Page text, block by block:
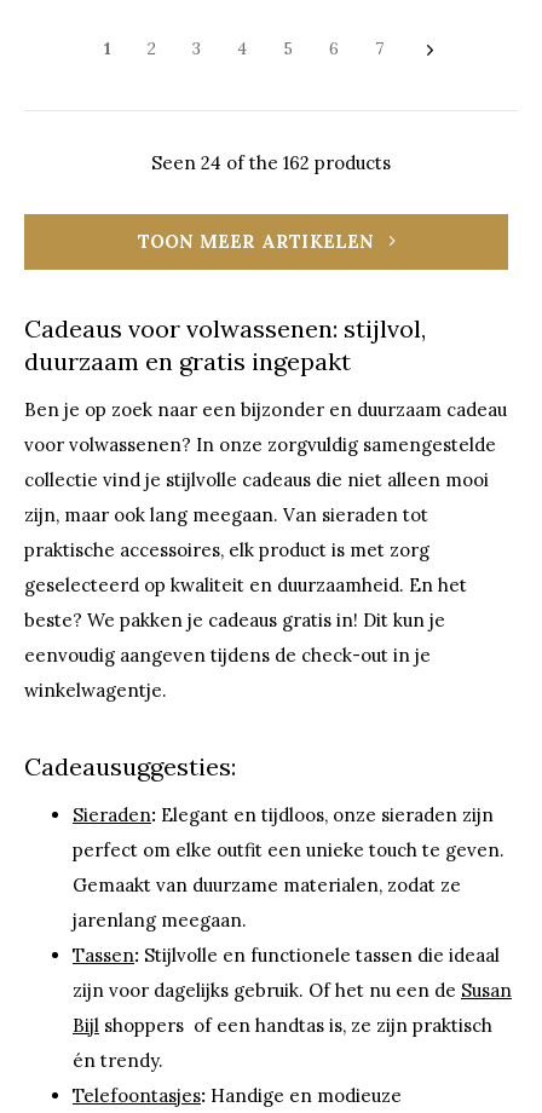
1 2 3 4 5 6 7
Seen 24 of the 162 products
TOON MEER ARTIKELEN
Cadeaus voor volwassenen: stijlvol,
duurzaam en gratis ingepakt
Ben je op zoek naar een bijzonder en duurzaam cadeau
voor volwassenen? In onze zorgvuldig samengestelde
collectie vind je stijlvolle cadeaus die niet alleen mooi
zijn, maar ook lang meegaan. Van sieraden tot
praktische accessoires, elk product is met zorg
geselecteerd op kwaliteit en duurzaamheid. En het
beste? We pakken je cadeaus gratis in! Dit kun je
eenvoudig aangeven tijdens de check-out in je
winkelwagentje.
Cadeausuggesties:
Sieraden: Elegant en tijdloos, onze sieraden zijn
perfect om elke outfit een unieke touch te geven.
Gemaakt van duurzame materialen, zodat ze
jarenlang meegaan.
Tassen: Stijlvolle en functionele tassen die ideaal
zijn voor dagelijks gebruik. Of het nu een de Susan
Bijl shoppers of een handtas is, ze zijn praktisch
én trendy.
Telefoontasjes: Handige en modieuze